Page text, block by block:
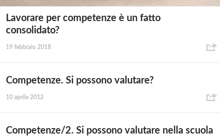
Lavorare per competenze è un fatto
consolidato?
19 febbraio 2018
Competenze. Si possono valutare?
10 aprile 2012
Competenze/2. Si possono valutare nella scuola